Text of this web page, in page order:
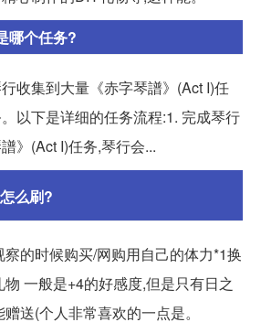
哪个任务?
收集到大量《赤字琴譜》(Act I)任
以下是详细的任务流程:1. 完成琴行
》(Act I)任务,琴行会...
怎么刷?
的时候购买/网购用自己的体力*1换
一般是+4的好感度,但是只有日之
送(个人非常喜欢的一点是。